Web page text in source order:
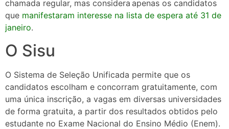
chamada regular, mas considera apenas os candidatos
que manifestaram interesse na lista de espera até 31 de
janeiro.
O Sisu
O Sistema de Seleção Unificada permite que os
candidatos escolham e concorram gratuitamente, com
uma única inscrição, a vagas em diversas universidades
de forma gratuita, a partir dos resultados obtidos pelo
estudante no Exame Nacional do Ensino Médio (Enem).